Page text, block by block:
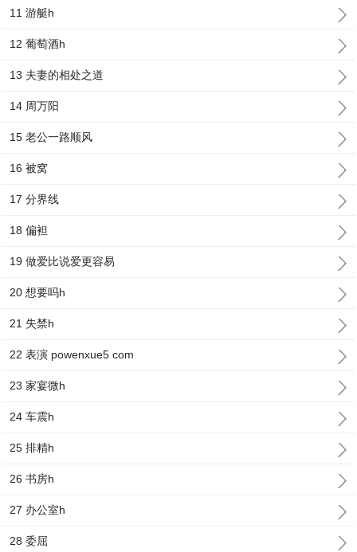
11 游艇h
12 葡萄酒h
13 夫妻的相处之道
14 周万阳
15 老公一路顺风
16 被窝
17 分界线
18 偏袒
19 做爱比说爱更容易
20 想要吗h
21 失禁h
22 表演 powenxue5 com
23 家宴微h
24 车震h
25 排精h
26 书房h
27 办公室h
28 委屈